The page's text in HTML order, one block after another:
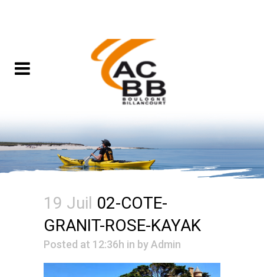
19 Juil 02-COTE-
GRANIT-ROSE-KAYAK
Posted at 12:36h in byAdmin